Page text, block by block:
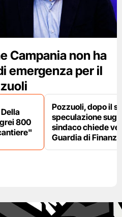
Campania non ha
emergenza per il
800
Pozzuoli, dopo il
speculazione
sindaco chiede
Guardia di Finanza